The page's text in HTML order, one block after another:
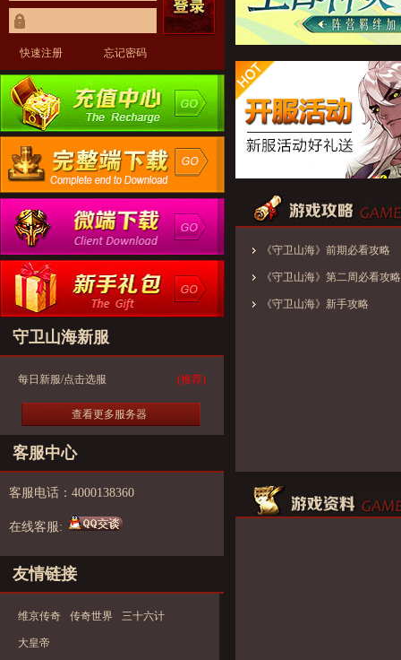
快速注册 忘记密码
守卫山海新服
每日新服/点击选服 (推荐)
查看更多服务器
客服中心
客服电话：4000138360
在线客服:
友情链接
维京传奇 传奇世界 三十六计
大皇帝
《守卫山海》前期必看攻略
《守卫山海》第二周必看攻略
《守卫山海》新手攻略